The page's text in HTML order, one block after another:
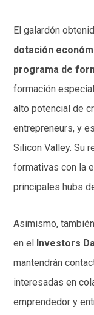
El galardón
dotación
programa de
formación
alto potencial de
entrepreneurs, y
Silicon Valley. Su
formativas con la
principales hubs
Asimismo,
en el Investors
mantendrán
interesadas en
emprendedor y